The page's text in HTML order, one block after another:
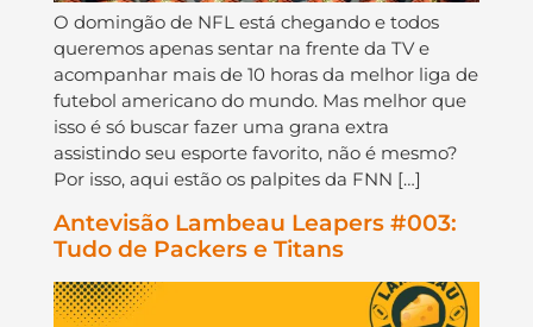
O domingão de NFL está chegando e todos
queremos apenas sentar na frente da TV e
acompanhar mais de 10 horas da melhor liga de
futebol americano do mundo. Mas melhor que
isso é só buscar fazer uma grana extra
assistindo seu esporte favorito, não é mesmo?
Por isso, aqui estão os palpites da FNN […]
Antevisão Lambeau Leapers #003:
Tudo de Packers e Titans